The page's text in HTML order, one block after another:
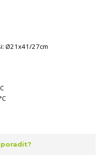
Ø21x41/27cm